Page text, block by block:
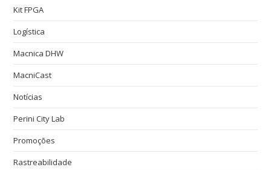
Kit FPGA
Logística
Macnica DHW
MacniCast
Notícias
Perini City Lab
Promoções
Rastreabilidade